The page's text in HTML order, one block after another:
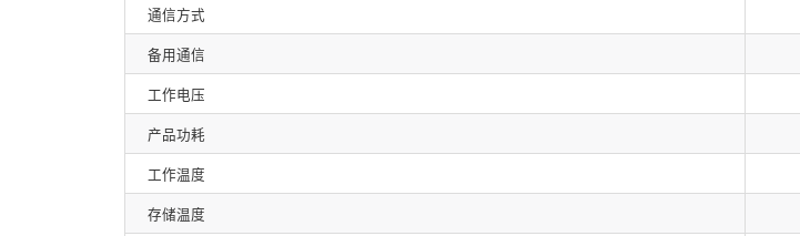
通信方式
备用通信
工作电压
产品功耗
工作温度
存储温度